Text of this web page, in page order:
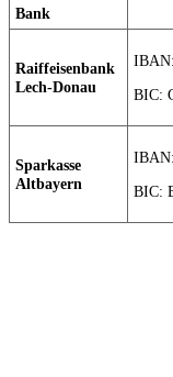
Bank
Raiffeisenbank
Lech-Donau
BIC:
Sparkasse
Altbayern
BIC: